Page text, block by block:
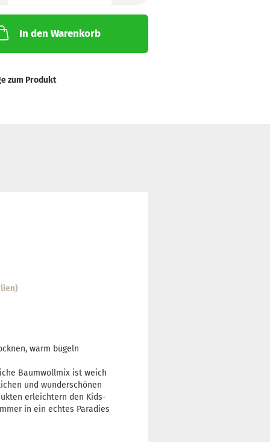
In den Warenkorb
zum Produkt
warm bügeln
Baumwollmix ist weich
und wunderschönen
erleichtern den Kids-
in ein echtes Paradies